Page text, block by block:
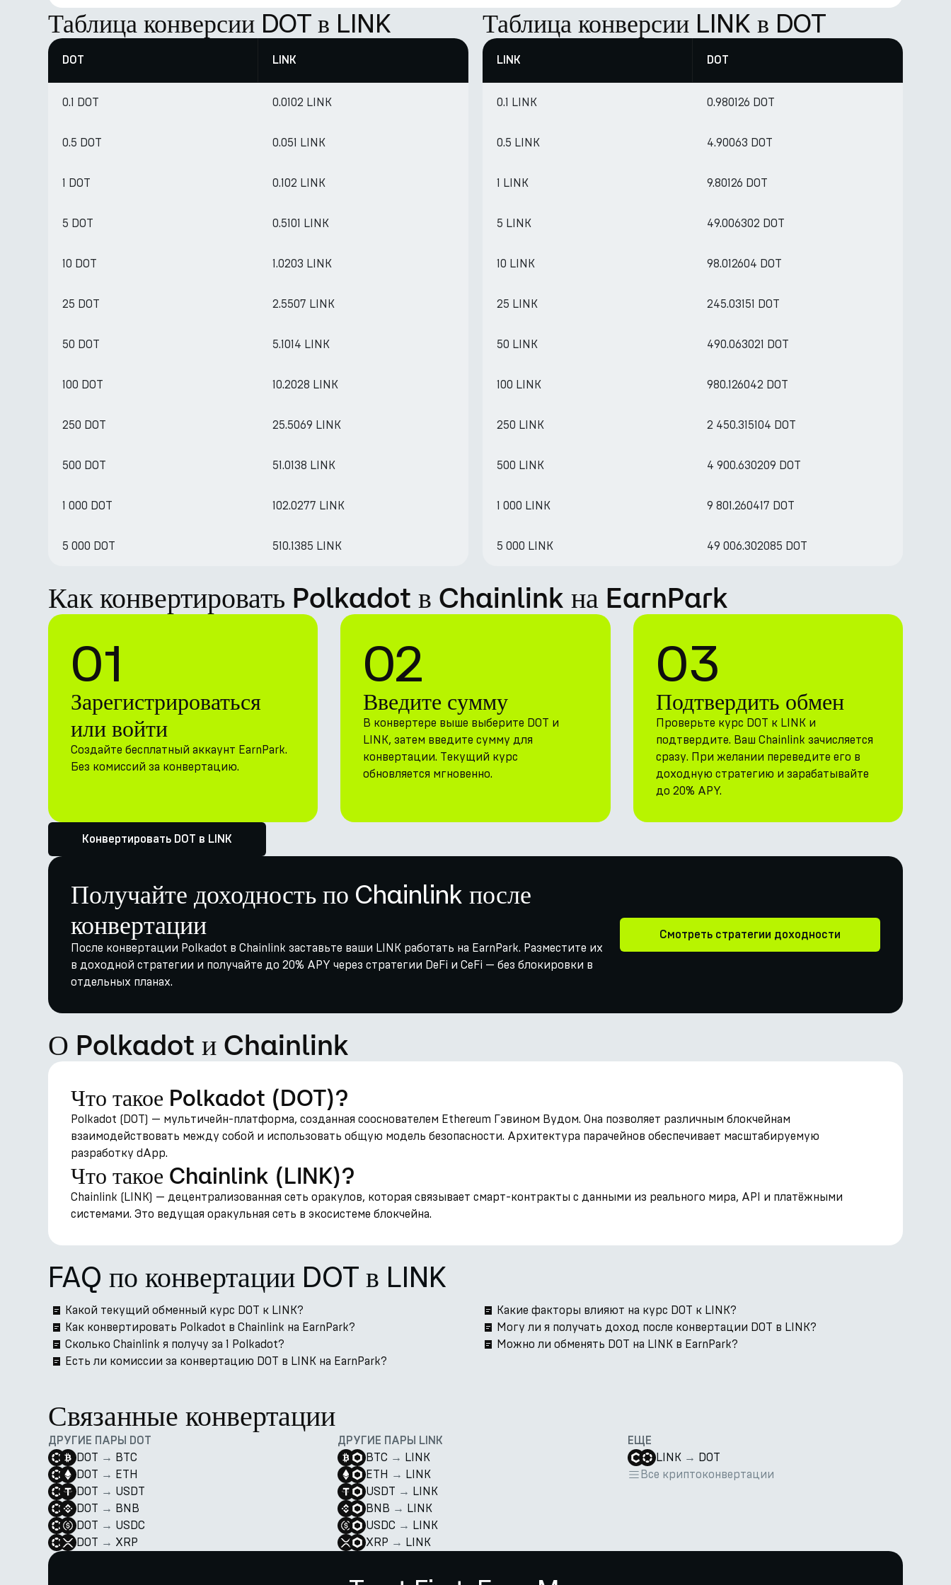
Таблица конверсии DOT в LINK
DOT LINK
0.1 DOT 0.0102 LINK
0.5 DOT 0.051 LINK
1 DOT 0.102 LINK
5 DOT 0.5101 LINK
10 DOT 1.0203 LINK
25 DOT 2.5507 LINK
50 DOT 5.1014 LINK
100 DOT 10.2028 LINK
250 DOT 25.5069 LINK
500 DOT 51.0138 LINK
1 000 DOT 102.0277 LINK
5 000 DOT 510.1385 LINK
Таблица конверсии LINK в DOT
LINK DOT
0.1 LINK 0.980126 DOT
0.5 LINK 4.90063 DOT
1 LINK 9.80126 DOT
5 LINK 49.006302 DOT
10 LINK 98.012604 DOT
25 LINK 245.03151 DOT
50 LINK 490.063021 DOT
100 LINK 980.126042 DOT
250 LINK 2 450.315104 DOT
500 LINK 4 900.630209 DOT
1 000 LINK 9 801.260417 DOT
5 000 LINK 49 006.302085 DOT
Как конвертировать Polkadot в Chainlink на EarnPark
01
Зарегистрироваться
или войти
Создайте бесплатный аккаунт EarnPark.
Без комиссий за конвертацию.
02
Введите сумму
В конвертере выше выберите DOT и
LINK, затем введите сумму для
конвертации. Текущий курс
обновляется мгновенно.
03
Подтвердить обмен
Проверьте курс DOT к LINK и
подтвердите. Ваш Chainlink зачисляется
сразу. При желании переведите его в
доходную стратегию и зарабатывайте
до 20% APY.
Конвертировать DOT в LINK
Получайте доходность по Chainlink после
конвертации
После конвертации Polkadot в Chainlink заставьте ваши LINK работать на EarnPark. Разместите их
в доходной стратегии и получайте до 20% APY через стратегии DeFi и CeFi — без блокировки в
отдельных планах.
Смотреть стратегии доходности
О Polkadot и Chainlink
Что такое Polkadot (DOT)?
Polkadot (DOT) — мультичейн-платформа, созданная сооснователем Ethereum Гэвином Вудом. Она позволяет различным блокчейнам
взаимодействовать между собой и использовать общую модель безопасности. Архитектура парачейнов обеспечивает масштабируемую
разработку dApp.
Что такое Chainlink (LINK)?
Chainlink (LINK) — децентрализованная сеть оракулов, которая связывает смарт-контракты с данными из реального мира, API и платёжными
системами. Это ведущая оракульная сеть в экосистеме блокчейна.
FAQ по конвертации DOT в LINK
Какой текущий обменный курс DOT к LINK?
Как конвертировать Polkadot в Chainlink на EarnPark?
Сколько Chainlink я получу за 1 Polkadot?
Есть ли комиссии за конвертацию DOT в LINK на EarnPark?
Какие факторы влияют на курс DOT к LINK?
Могу ли я получать доход после конвертации DOT в LINK?
Можно ли обменять DOT на LINK в EarnPark?
Связанные конвертации
ДРУГИЕ ПАРЫ DOT
DOT → BTC
DOT → ETH
DOT → USDT
DOT → BNB
DOT → USDC
DOT → XRP
ДРУГИЕ ПАРЫ LINK
BTC → LINK
ETH → LINK
USDT → LINK
BNB → LINK
USDC → LINK
XRP → LINK
ЕЩЕ
LINK → DOT
Все криптоконвертации